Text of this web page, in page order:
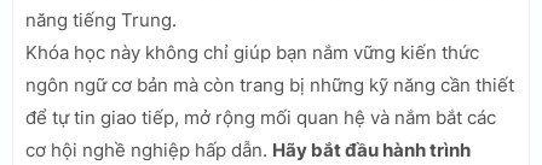
năng tiếng Trung.
Khóa học này không chỉ giúp bạn nắm vững kiến thức
ngôn ngữ cơ bản mà còn trang bị những kỹ năng cần thiết
để tự tin giao tiếp, mở rộng mối quan hệ và nắm bắt các
cơ hội nghề nghiệp hấp dẫn. Hãy bắt đầu hành trình